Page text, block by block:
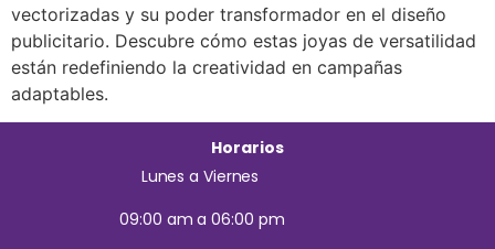
vectorizadas y su poder transformador en el diseño
publicitario. Descubre cómo estas joyas de versatilidad
están redefiniendo la creatividad en campañas
adaptables.
Horarios
Lunes a Viernes
09:00 am a 06:00 pm